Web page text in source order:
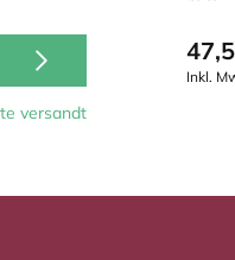
versandt
Inkl.